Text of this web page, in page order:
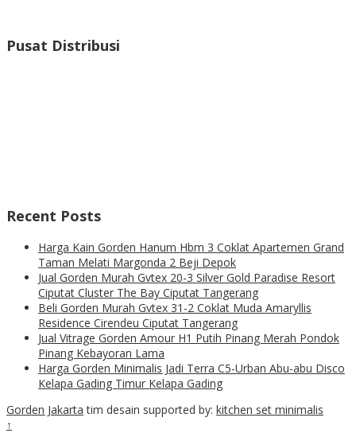
Pusat Distribusi
Recent Posts
Harga Kain Gorden Hanum Hbm 3 Coklat Apartemen Grand
Taman Melati Margonda 2 Beji Depok
Jual Gorden Murah Gvtex 20-3 Silver Gold Paradise Resort
Ciputat Cluster The Bay Ciputat Tangerang
Beli Gorden Murah Gvtex 31-2 Coklat Muda Amaryllis
Residence Cirendeu Ciputat Tangerang
Jual Vitrage Gorden Amour H1 Putih Pinang Merah Pondok
Pinang Kebayoran Lama
Harga Gorden Minimalis Jadi Terra C5-Urban Abu-abu Disco
Kelapa Gading Timur Kelapa Gading
Gorden Jakarta tim desain supported by: kitchen set minimalis
↑